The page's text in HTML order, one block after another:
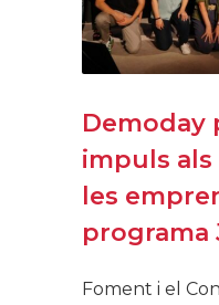
Demoday
impuls
les
programa
Foment i el